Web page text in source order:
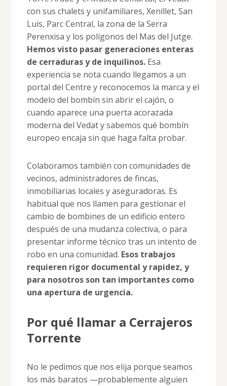
con sus chalets y unifamiliares, Xenillet, San
Luis, Parc Central, la zona de la Serra
Perenxisa y los polígonos del Mas del Jutge.
Hemos visto pasar generaciones enteras
de cerraduras y de inquilinos.Esa
experiencia se nota cuando llegamos a un
portal del Centre y reconocemos la marca y el
modelo del bombín sin abrir el cajón, o
cuando aparece una puerta acorazada
moderna del Vedat y sabemos qué bombín
europeo encaja sin que haga falta probar.
Colaboramos también con comunidades de
vecinos, administradores de fincas,
inmobiliarias locales y aseguradoras. Es
habitual que nos llamen para gestionar el
cambio de bombines de un edificio entero
después de una mudanza colectiva, o para
presentar informe técnico tras un intento de
robo en una comunidad. Esos trabajos
requieren rigor documental y rapidez, y
para nosotros son tan importantes como
una apertura de urgencia.
Por qué llamar a Cerrajeros
Torrente
No le pedimos que nos elija porque seamos
los más baratos —probablemente alguien